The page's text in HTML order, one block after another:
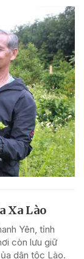
Xa Lào
Yên, tỉnh
còn lưu giữ
dân tộc Lào.